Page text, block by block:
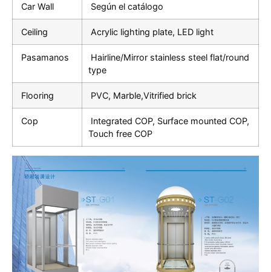
Car Wall Según el catálogo
Ceiling Acrylic lighting plate, LED light
Pasamanos
Hairline/Mirror stainless steel flat/round
type
Flooring PVC, Marble,Vitrified brick
Cop
Integrated COP, Surface mounted COP,
Touch free COP